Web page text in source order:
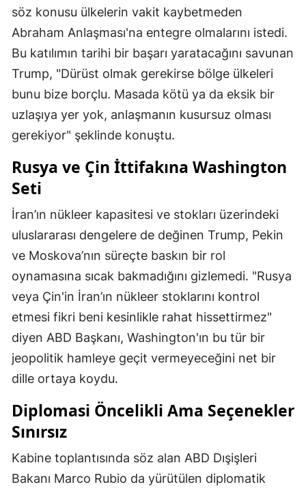
söz konusu ülkelerin vakit kaybetmeden
Abraham Anlaşması'na entegre olmalarını istedi.
Bu katılımın tarihi bir başarı yaratacağını savunan
Trump, "Dürüst olmak gerekirse bölge ülkeleri
bunu bize borçlu. Masada kötü ya da eksik bir
uzlaşıya yer yok, anlaşmanın kusursuz olması
gerekiyor" şeklinde konuştu.
Rusya ve Çin İttifakına Washington
Seti
İran’ın nükleer kapasitesi ve stokları üzerindeki
uluslararası dengelere de değinen Trump, Pekin
ve Moskova’nın süreçte baskın bir rol
oynamasına sıcak bakmadığını gizlemedi. "Rusya
veya Çin'in İran’ın nükleer stoklarını kontrol
etmesi fikri beni kesinlikle rahat hissettirmez"
diyen ABD Başkanı, Washington'ın bu tür bir
jeopolitik hamleye geçit vermeyeceğini net bir
dille ortaya koydu.
Diplomasi Öncelikli Ama Seçenekler
Sınırsız
Kabine toplantısında söz alan ABD Dışişleri
Bakanı Marco Rubio da yürütülen diplomatik